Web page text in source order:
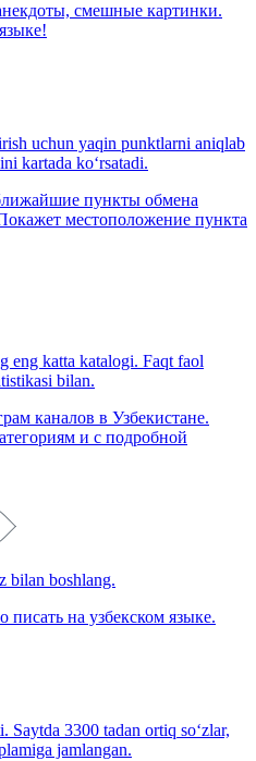
смешные картинки.
uchun yaqin punktlarni aniqlab
kartada ko‘rsatadi.
пункты обмена
местоположение пункта
eng katta katalogi. Faqt faol
bilan.
каналов в Узбекистане.
и с подробной
bilan boshlang.
на узбекском языке.
Saytda 3300 tadan ortiq so‘zlar,
jamlangan.